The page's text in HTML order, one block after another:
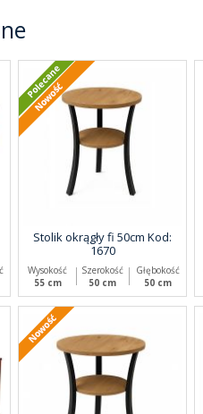
Stolik okrągły fi 50cm Kod:
1670
Wysokość
55 cm
Szerokość
50 cm
Głębokość
50 cm